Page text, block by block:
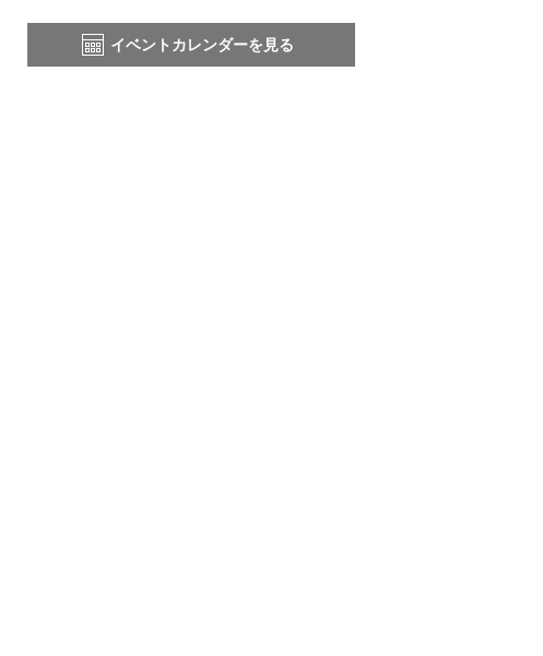
イベントカレンダーを見る